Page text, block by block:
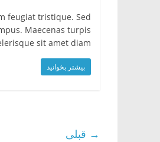
feugiat tristique. Sed
Maecenas turpis
sit amet diam
بیشتر بخوانید
→ قبلی